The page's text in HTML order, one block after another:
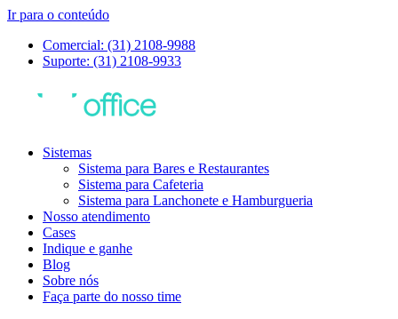
Ir para o conteúdo
Comercial: (31) 2108-9988
Suporte: (31) 2108-9933
Sistemas
Sistema para Bares e Restaurantes
Sistema para Cafeteria
Sistema para Lanchonete e Hamburgueria
Nosso atendimento
Cases
Indique e ganhe
Blog
Sobre nós
Faça parte do nosso time